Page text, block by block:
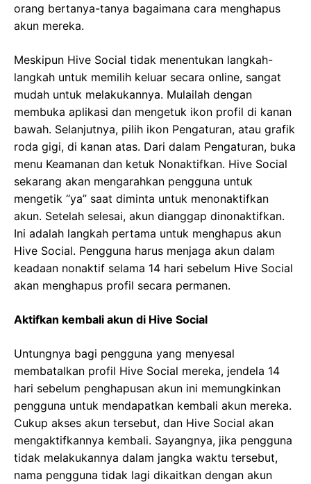
orang bertanya-tanya bagaimana cara menghapus
akun mereka.
Meskipun Hive Social tidak menentukan langkah-
langkah untuk memilih keluar secara online, sangat
mudah untuk melakukannya. Mulailah dengan
membuka aplikasi dan mengetuk ikon profil di kanan
bawah. Selanjutnya, pilih ikon Pengaturan, atau grafik
roda gigi, di kanan atas. Dari dalam Pengaturan, buka
menu Keamanan dan ketuk Nonaktifkan. Hive Social
sekarang akan mengarahkan pengguna untuk
mengetik “ya” saat diminta untuk menonaktifkan
akun. Setelah selesai, akun dianggap dinonaktifkan.
Ini adalah langkah pertama untuk menghapus akun
Hive Social. Pengguna harus menjaga akun dalam
keadaan nonaktif selama 14 hari sebelum Hive Social
akan menghapus profil secara permanen.
Aktifkan kembali akun di Hive Social
Untungnya bagi pengguna yang menyesal
membatalkan profil Hive Social mereka, jendela 14
hari sebelum penghapusan akun ini memungkinkan
pengguna untuk mendapatkan kembali akun mereka.
Cukup akses akun tersebut, dan Hive Social akan
mengaktifkannya kembali. Sayangnya, jika pengguna
tidak melakukannya dalam jangka waktu tersebut,
nama pengguna tidak lagi dikaitkan dengan akun